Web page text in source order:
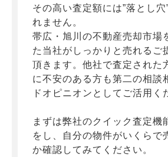
その高い査定額には”落とし穴
れません。
帯広・旭川の不動産売却市場
た当社がしっかりと売れるご
頂きます。他社で査定された
に不安のある方も第二の相談
ドオピニオンとしてご活用く
まずは弊社のクイック査定機
をし、自分の物件がいくらで
か確認してみてください。